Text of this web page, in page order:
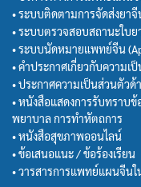
• ระบบติดตามการจัดส่งยาจี
• ระบบตรวจสอบสถานะใบย
• ระบบนัดหมายแพทย์จีน
• คำประกาศเกี่ยวกับความเ
• ประกาศความเป็นส่วนตัว
• หนังสือแสดงการรับทราบ
พยาบาล การทำหัตถการ
• หนังสือสุขภาพออนไลน์
• ข้อเสนอแนะ / ข้อร้องเรียน
• วารสารการแพทย์แผนจีนใ